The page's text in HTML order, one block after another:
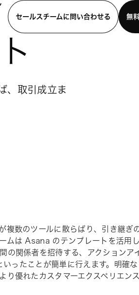
セールスチームに問い合わせる
無
デモを見る
、取引成立ま
複数のツールに散らばり、引き継ぎ
ムは Asana のテンプレートを活用
の関係者を招待する、アクションア
ったことが簡単に行えます。明確な
り優れたカスタマーエクスペリエン